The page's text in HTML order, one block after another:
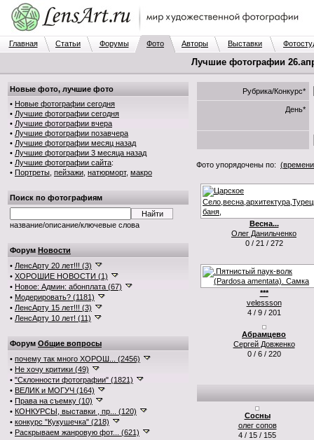
Главная Статьи Форумы Фото Авторы Выставки
Лучшие фотографии
Новые фото, лучшие фото
• Новые фотографии сегодня
• Лучшие фотографии сегодня
• Лучшие фотографии вчера
• Лучшие фотографии позавчера
• Лучшие фотографии месяц назад
• Лучшие фотографии 3 месяца назад
• Лучшие фотографии сайта:
• Портреты пейзажи натюрморт, макро
Поиск по фотографиям
название/описание/ключевые слова
Форум Новости
• ЛенсАрту 20 лет!!! (3)
• ХОРОШИЕ НОВОСТИ (1)
• Новое: Админ: абонплата (67)
• Модерировать? (1181)
• ЛенсАрту 15 лет!!! (3)
• ЛенсАрту 10 лет! (11)
Форум Общие вопросы
• почему так много ХОРОШ... (2456)
• Не хочу критики (49)
• "Склонности фотографии" (1821)
• ВЕЛИК и МОГУЧ (164)
• Права на съемку (10)
• КОНКУРСЫ, выставки , пр... (120)
• конкурс "Кукушечка" (218)
• Раскрываем жанровую фот... (621)
Рубрика/Конкурс*
День*
Фото упорядочены по: (времени
Весна...
Олег Данильченко
0 / 21 / 272
***
velessson
4 / 9 / 201
Абрамцево
Сергей Довженко
0 / 6 / 220
Сосны
олег сопов
4 / 15 / 155